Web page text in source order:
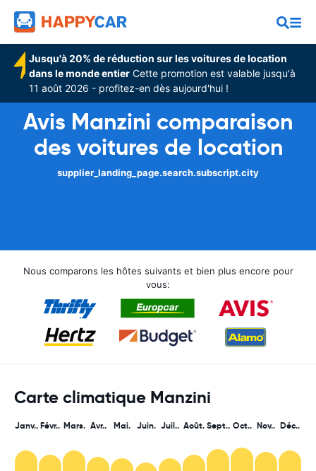
Jusqu'à 20% de réduction sur les voitures de location
dans le monde entier Cette promotion est valable jusqu'à
11 août 2026 - profitez-en dès aujourd'hui !
Avis Manzini comparaison
des voitures de location
supplier_landing_page.search.subscript.city
Nous comparons les hôtes suivants et bien plus encore pour
vous:
Carte climatique Manzini
Janv.. Févr.. Mars. Avr.. Mai. Juin. Juil.. Août. Sept.. Oct.. Nov.. Déc..